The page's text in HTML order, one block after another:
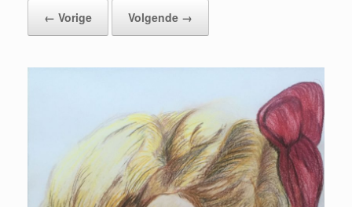
← Vorige
Volgende →